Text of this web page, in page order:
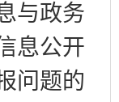
与政务
息公开
问题的